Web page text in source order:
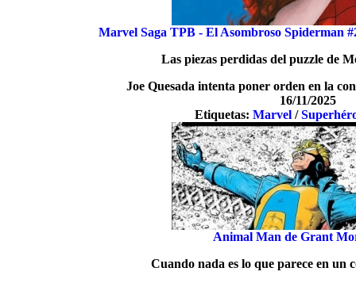
Marvel Saga TPB - El Asombroso Spiderman
Las piezas perdidas del puzzle de
Joe Quesada intenta poner orden en la
16/11/2025
Etiquetas:Marvel /
Animal Man de Grant
Cuando nada es lo que parece en un